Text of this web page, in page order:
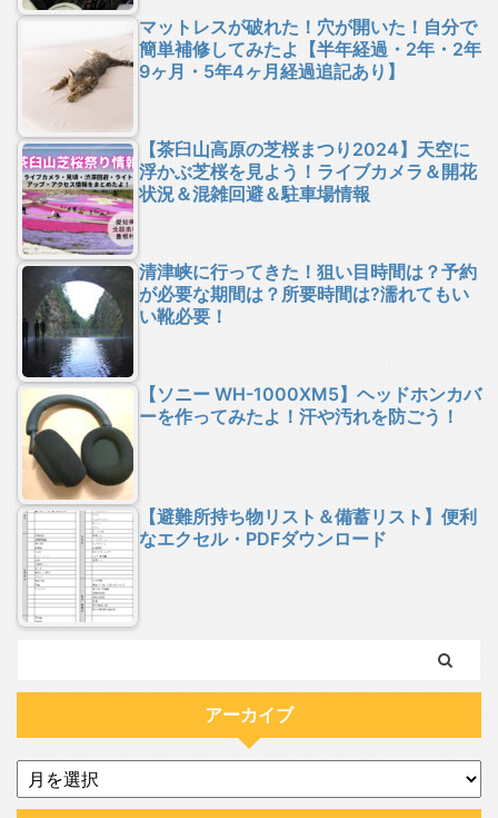
マットレスが破れた！穴が開いた！自分で
簡単補修してみたよ【半年経過・2年・2年
9ヶ月・5年4ヶ月経過追記あり】
【茶臼山高原の芝桜まつり2024】天空に
浮かぶ芝桜を見よう！ライブカメラ＆開花
状況＆混雑回避＆駐車場情報
清津峡に行ってきた！狙い目時間は？予約
が必要な期間は？所要時間は?濡れてもい
い靴必要！
【ソニー WH-1000XM5】ヘッドホンカバ
ーを作ってみたよ！汗や汚れを防ごう！
【避難所持ち物リスト＆備蓄リスト】便利
なエクセル・PDFダウンロード
アーカイブ